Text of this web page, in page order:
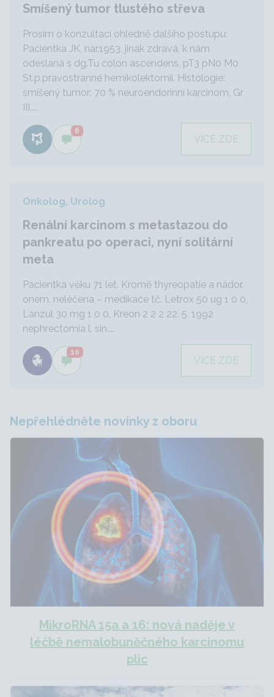
Smíšený tumor tlustého střeva
Prosím o konzultaci ohledně dalšího postupu:
Pacientka JK, nar.1953, jinak zdravá, k nám
odeslaná s dg.Tu colon ascendens, pT3 pN0 M0
St.p.pravostranné hemikolektomii. Histologie:
smíšený tumor: 70 % neuroendorinní karcinom, Gr
III....
6
VÍCE ZDE
Onkolog, Urolog
Renální karcinom s metastazou do
pankreatu po operaci, nyní solitární
meta
Pacientka věku 71 let. Kromě thyreopatie a nádor.
onem. neléčena – medikace tč. Letrox 50 ug 1 0 0,
Lanzul 30 mg 1 0 0, Kreon 2 2 2 22. 5. 1992
nephrectomia l. sin....
10
VÍCE ZDE
Nepřehlédněte novinky z oboru
MikroRNA 15a a 16: nová naděje v
léčbě nemalobuněčného karcinomu
plic